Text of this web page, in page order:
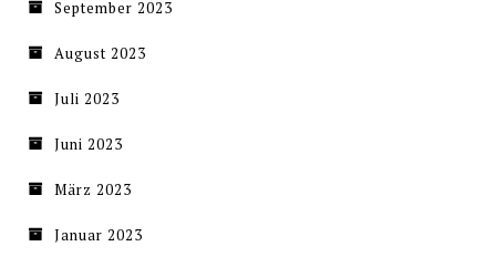
September 2023
August 2023
Juli 2023
Juni 2023
März 2023
Januar 2023